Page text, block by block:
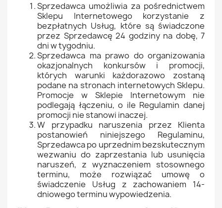
Sprzedawca umożliwia za pośrednictwem
Sklepu Internetowego korzystanie z
bezpłatnych Usług, które są świadczone
przez Sprzedawcę 24 godziny na dobę, 7
dni w tygodniu.
Sprzedawca ma prawo do organizowania
okazjonalnych konkursów i promocji,
których warunki każdorazowo zostaną
podane na stronach internetowych Sklepu.
Promocje w Sklepie Internetowym nie
podlegają łączeniu, o ile Regulamin danej
promocji nie stanowi inaczej.
W przypadku naruszenia przez Klienta
postanowień niniejszego Regulaminu,
Sprzedawca po uprzednim bezskutecznym
wezwaniu do zaprzestania lub usunięcia
naruszeń, z wyznaczeniem stosownego
terminu, może rozwiązać umowę o
świadczenie Usług z zachowaniem 14-
dniowego terminu wypowiedzenia.